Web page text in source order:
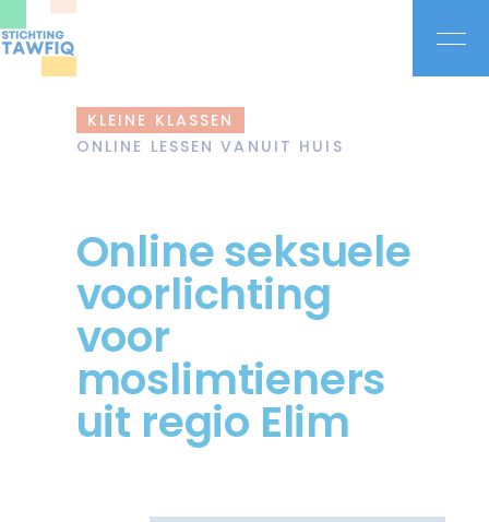
KLEINE KLASSEN
ONLINE LESSEN VANUIT HUIS
Online seksuele
voorlichting
voor
moslimtieners
uit regio Elim